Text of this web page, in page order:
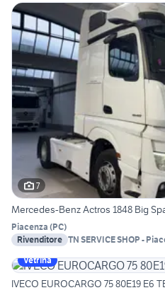
7
Mercedes-Benz Actros 1848 Big
Piacenza (PC)
Rivenditore TN SERVICE SHOP -
Vetrina
IVECO EUROCARGO 75 80E19 E6